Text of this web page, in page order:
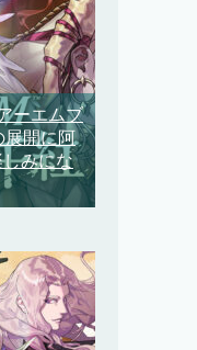
ーエムブ
展開に阿
みにな